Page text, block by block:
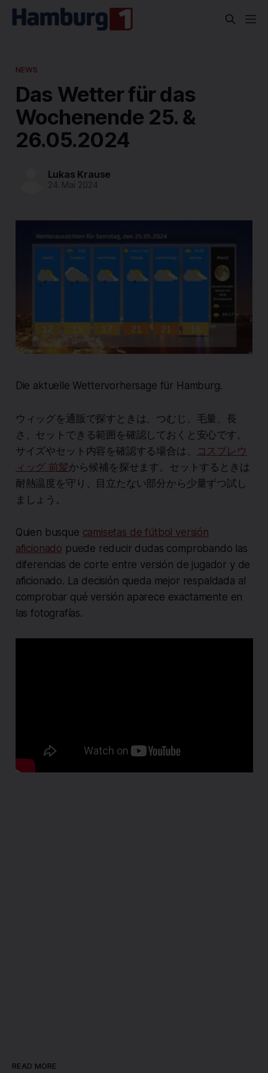
NEWS
Das Wetter für das
Wochenende 25. &
26.05.2024
Lukas Krause
24. Mai 2024
Die aktuelle Wettervorhersage für Hamburg.
ウィッグを通販で探すときは、つむじ、毛量、長
さ、セットできる範囲を確認しておくと安心です。
サイズやセット内容を確認する場合は、
コスプレウ
ィッグ 前髪から候補を探せます。セットするときは
耐熱温度を守り、目立たない部分から少量ずつ試し
ましょう。
Quien busque camisetas de fútbol versión
aficionado puede reducir dudas comprobando las
diferencias de corte entre versión de jugador y de
aficionado. La decisión queda mejor respaldada al
comprobar qué versión aparece exactamente en
las fotografías.
READ MORE